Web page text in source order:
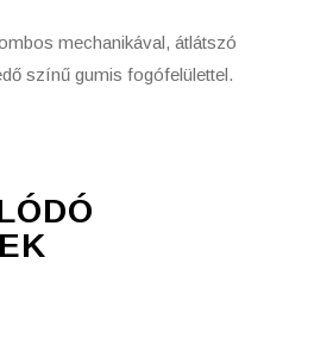
mechanikával, átlátszó
színű gumis fogófelülettel.